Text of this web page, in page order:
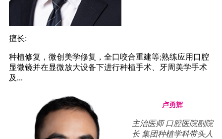
擅长:
种植修复，微创美学修复，全口咬合重建等;熟练应用口腔
显微镜并在显微放大设备下进行种植手术、牙周美学手术
及...
卢勇辉
主治医师 口腔医院副院
长 集团种植学科带头人